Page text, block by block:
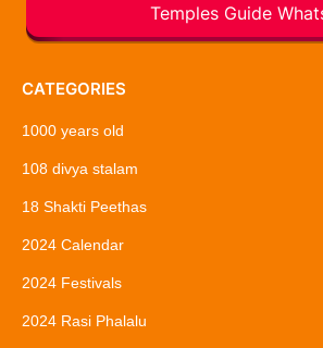
Temples Guide
CATEGORIES
1000 years old
108 divya stalam
18 Shakti Peethas
2024 Calendar
2024 Festivals
2024 Rasi Phalalu